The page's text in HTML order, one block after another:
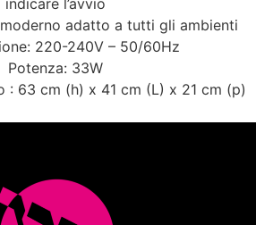
indicare l’avvio
adatto a tutti gli ambienti
220-240V – 50/60Hz
Potenza: 33W
: 63 cm (h) x 41 cm (L) x 21 cm (p)